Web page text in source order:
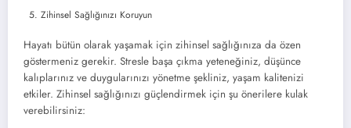
Zihinsel Sağlığınızı Koruyun
Hayatı bütün olarak yaşamak için zihinsel sağlığınıza da özen
göstermeniz gerekir. Stresle başa çıkma yeteneğiniz, düşünce
kalıplarınız ve duygularınızı yönetme şekliniz, yaşam kalitenizi
etkiler. Zihinsel sağlığınızı güçlendirmek için şu önerilere kulak
verebilirsiniz: